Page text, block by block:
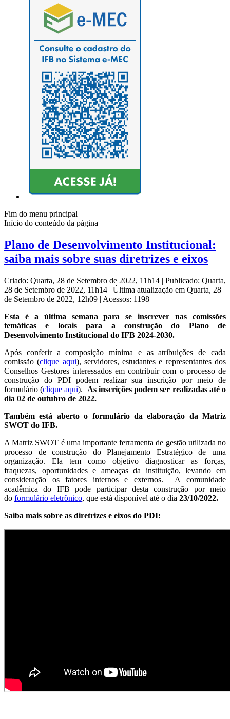
Fim do menu principal
Início do conteúdo da página
Plano de Desenvolvimento Institucional:
saiba mais sobre suas diretrizes e eixos
Criado: Quarta, 28 de Setembro de 2022, 11h14 | Publicado: Quarta,
28 de Setembro de 2022, 11h14 | Última atualização em Quarta, 28
de Setembro de 2022, 12h09 | Acessos: 1198
Esta é a última semana para se inscrever nas comissões
temáticas e locais para a construção do Plano de
Desenvolvimento Institucional do IFB 2024-2030.
Após conferir a composição mínima e as atribuições de cada
comissão (clique aqui), servidores, estudantes e representantes dos
Conselhos Gestores interessados em contribuir com o processo de
construção do PDI podem realizar sua inscrição por meio de
formulário (clique aqui). As inscrições podem ser realizadas até o
dia 02 de outubro de 2022.
Também está aberto o formulário da elaboração da Matriz
SWOT do IFB.
A Matriz SWOT é uma importante ferramenta de gestão utilizada no
processo de construção do Planejamento Estratégico de uma
organização. Ela tem como objetivo diagnosticar as forças,
fraquezas, oportunidades e ameaças da instituição, levando em
consideração os fatores internos e externos. A comunidade
acadêmica do IFB pode participar desta construção por meio
do formulário eletrônico, que está disponível até o dia 23/10/2022.
Saiba mais sobre as diretrizes e eixos do PDI: